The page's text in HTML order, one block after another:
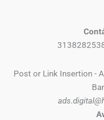
Post or Link Insertion -